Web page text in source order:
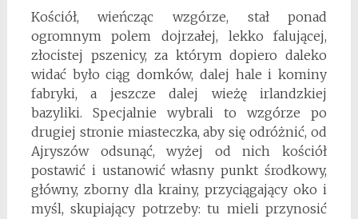
Kościół, wieńcząc wzgórze, stał ponad
ogromnym polem dojrzałej, lekko falującej,
złocistej pszenicy, za którym dopiero daleko
widać było ciąg domków, dalej hale i kominy
fabryki, a jeszcze dalej wieżę irlandzkiej
bazyliki. Specjalnie wybrali to wzgórze po
drugiej stronie miasteczka, aby się odróżnić, od
Ajryszów odsunąć, wyżej od nich kościół
postawić i ustanowić własny punkt środkowy,
główny, zborny dla krainy, przyciągający oko i
myśl, skupiający potrzeby: tu mieli przynosić